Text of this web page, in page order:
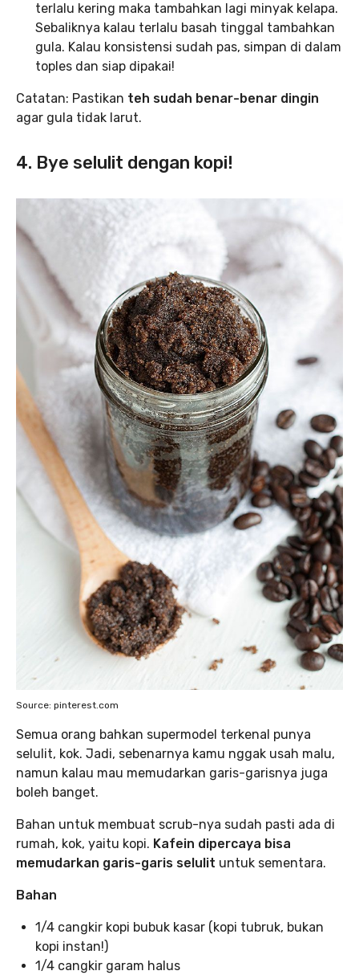
terlalu kering maka tambahkan lagi minyak kelapa.
Sebaliknya kalau terlalu basah tinggal tambahkan
gula. Kalau konsistensi sudah pas, simpan di dalam
toples dan siap dipakai!
Catatan: Pastikan teh sudah benar-benar dingin
agar gula tidak larut.
4. Bye selulit dengan kopi!
Source: pinterest.com
Semua orang bahkan supermodel terkenal punya
selulit, kok. Jadi, sebenarnya kamu nggak usah malu,
namun kalau mau memudarkan garis-garisnya juga
boleh banget.
Bahan untuk membuat scrub-nya sudah pasti ada di
rumah, kok, yaitu kopi. Kafein dipercaya bisa
memudarkan garis-garis selulit untuk sementara.
Bahan
1/4 cangkir kopi bubuk kasar (kopi tubruk, bukan
kopi instan!)
1/4 cangkir garam halus